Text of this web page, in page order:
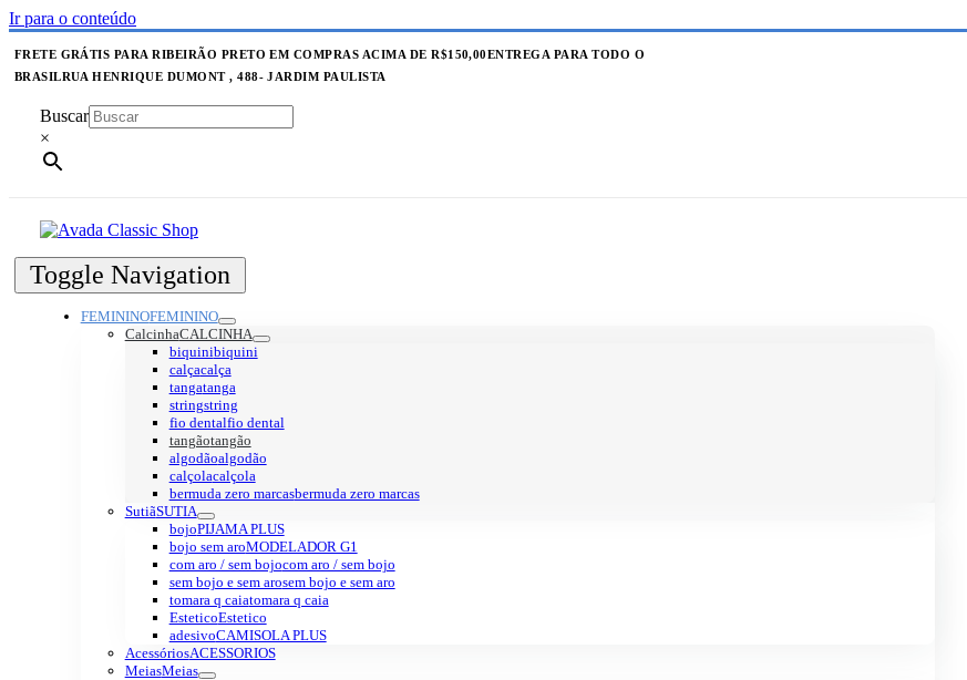
Ir para o conteúdo
FRETE GRÁTIS PARA RIBEIRÃO PRETO EM COMPRAS ACIMA DE R$150,00ENTREGA PARA TODO O
BRASILRUA HENRIQUE DUMONT , 488- JARDIM PAULISTA
Buscar
×
Toggle Navigation
FEMININOFEMININO
CalcinhaCALCINHA
biquinibiquini
calçacalça
tangatanga
stringstring
fio dentalfio dental
tangãotangão
algodãoalgodão
calçolacalçola
bermuda zero marcasbermuda zero marcas
SutiãSUTIA
bojoPIJAMA PLUS
bojo sem aroMODELADOR G1
com aro / sem bojocom aro / sem bojo
sem bojo e sem arosem bojo e sem aro
tomara q caiatomara q caia
EsteticoEstetico
adesivoCAMISOLA PLUS
AcessóriosACESSORIOS
MeiasMeias